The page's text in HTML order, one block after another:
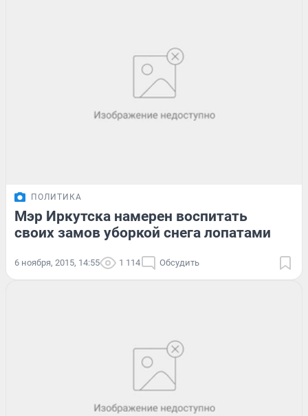
ПОЛИТИКА
Мэр Иркутска намерен воспитать
своих замов уборкой снега лопатами
6 ноября, 2015, 14:55 1 114 Обсудить